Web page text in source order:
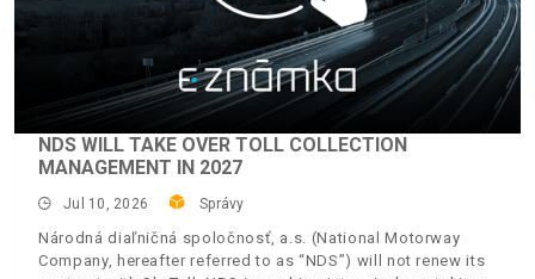
NDS WILL TAKE OVER TOLL COLLECTION
MANAGEMENT IN 2027
Jul 10, 2026 Správy
Národná diaľničná spoločnosť, a.s. (National Motorway
Company, hereafter referred to as “NDS”) will not renew its